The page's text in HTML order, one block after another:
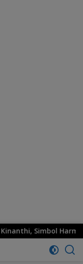
Simbol Harmoni